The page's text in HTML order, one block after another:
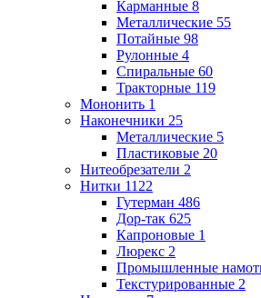
Карманные 8
Металлические 55
Потайные 98
Рулонные 4
Спиральные 60
Тракторные 119
Мононить 1
Наконечники 25
Металлические 5
Пластиковые 20
Нитеобрезатели 2
Нитки 1122
Гутерман 486
Дор-так 625
Капроновые 1
Люрекс 2
Промышленные
Текстурированные 2